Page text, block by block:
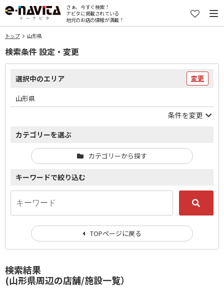
さぁ、今すぐ検索！
ナビタに掲載されている
地元のお店の情報が満載！
トップ 山形県
検索結果
(山形県周辺の店舗/施設一覧）
検索条件 設定・変更
選択中のエリア 変更
山形県
条件を変更
カテゴリーを選ぶ
カテゴリーから探す
キーワードで絞り込む
TOPページに戻る